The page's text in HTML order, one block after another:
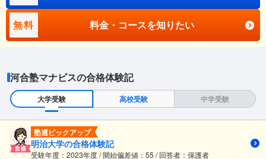
無料 料金・コースを知りたい
河合塾マナビスの合格体験記
大学受験 高校受験 中学受験
塾選ピックアップ
明治大学の合格体験記
受験年度：2023年度 / 開始偏差値：55 / 回答者：保護者